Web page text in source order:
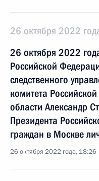
26 октября 2022
26 октября 2022
Российской
следственного
комитета
области Александр
Президента
граждан в Москве
26 октября 2022 года, 18:26